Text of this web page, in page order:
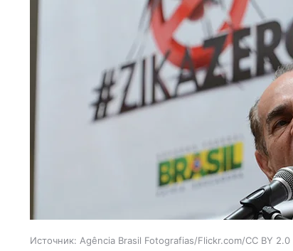
Источник: Agência Brasil Fotografias/Flickr.com/CC BY 2.0